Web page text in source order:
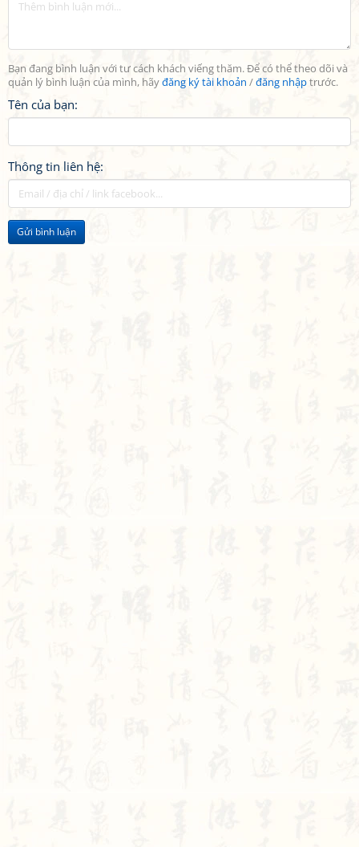
Bạn đang bình luận với tư cách khách viếng thăm. Để có thể theo dõi và
quản lý bình luận của mình, hãyđăng ký tài khoản /đăng nhậptrước.
Tên của bạn:
Thông tin liên hệ:
Gửi bình luận